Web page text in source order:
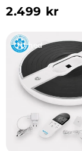
2.499 kr
Vis
Nyhed